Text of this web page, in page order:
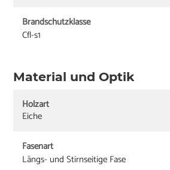
Brandschutzklasse
Cfl-s1
Material und Optik
Holzart
Eiche
Fasenart
Längs- und Stirnseitige Fase